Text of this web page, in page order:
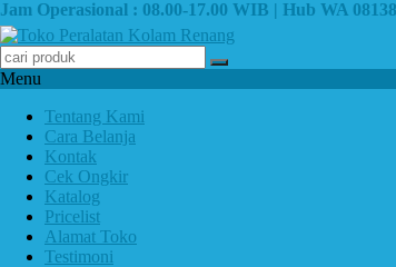
Jam Operasional : 08.00-17.00 WIB | Hub WA
Menu
Tentang Kami
Cara Belanja
Kontak
Cek Ongkir
Katalog
Pricelist
Alamat Toko
Testimoni